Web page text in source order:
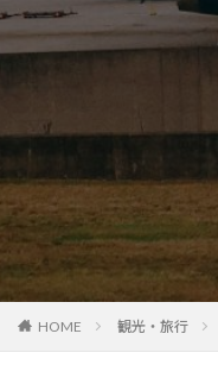
HOME 観光・旅行